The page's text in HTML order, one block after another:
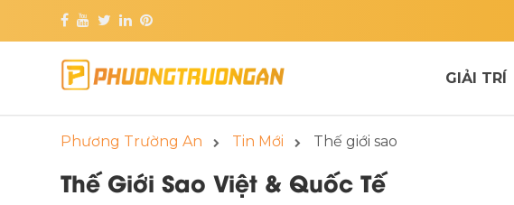
GIẢI TRÍ
Phương Trường An Tin Mới Thế giới sao
Thế Giới Sao Việt & Quốc Tế